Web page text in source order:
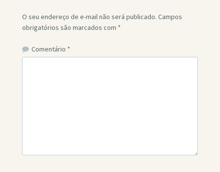
O seu endereço de e-mail não será publicado. Campos
obrigatórios são marcados com *
Comentário *